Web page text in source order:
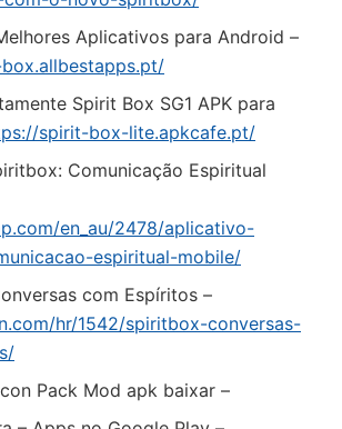
Aplicativos para Android –
Spirit Box SG1 APK para
spirit-box-lite.apkcafe.pt/
Comunicação Espiritual
en_au/2478/aplicativo-
espiritual-mobile/
com Espíritos –
hr/1542/spiritbox-conversas-
Pack Mod apk baixar –